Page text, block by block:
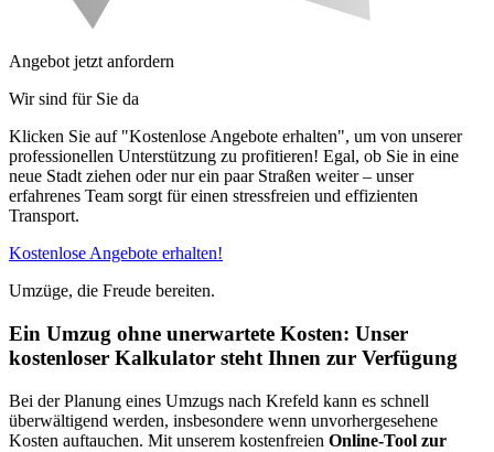
Angebot jetzt anfordern
Wir sind für Sie da
Klicken Sie auf "Kostenlose Angebote erhalten", um von unserer
professionellen Unterstützung zu profitieren! Egal, ob Sie in eine
neue Stadt ziehen oder nur ein paar Straßen weiter – unser
erfahrenes Team sorgt für einen stressfreien und effizienten
Transport.
Kostenlose Angebote erhalten!
Umzüge, die Freude bereiten.
Ein Umzug ohne unerwartete Kosten: Unser
kostenloser Kalkulator steht Ihnen zur Verfügung
Bei der Planung eines Umzugs nach Krefeld kann es schnell
überwältigend werden, insbesondere wenn unvorhergesehene
Kosten auftauchen. Mit unserem kostenfreien Online-Tool zur